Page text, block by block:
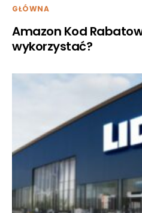
GŁÓWNA
Amazon Kod
wykorzystać?